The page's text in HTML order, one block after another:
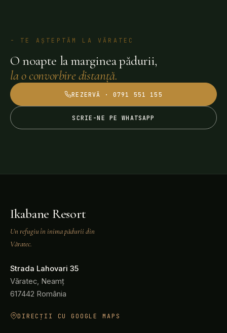
- TE AȘTEPTĂM LA VĂRATEC
O noapte la marginea pădurii,
la o convorbire distanță.
REZERVĂ · 0791 551 155
SCRIE-NE PE WHATSAPP
Ikabane Resort
Un refugiu în inima pădurii din
Văratec.
Strada Lahovari 35
Văratec, Neamț
617442 România
DIRECȚII CU GOOGLE MAPS